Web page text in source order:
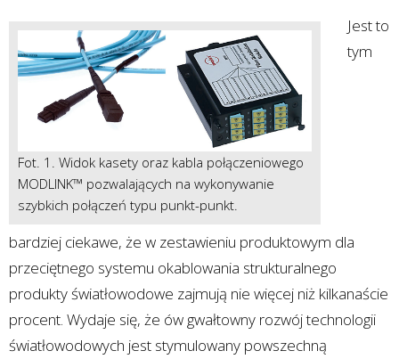
Fot. 1. Widok kasety oraz kabla połączeniowego
MODLINK™ pozwalających na wykonywanie
szybkich połączeń typu punkt-punkt.
Jest to
tym
bardziej ciekawe, że w zestawieniu produktowym dla
przeciętnego systemu okablowania strukturalnego
produkty światłowodowe zajmują nie więcej niż kilkanaście
procent. Wydaje się, że ów gwałtowny rozwój technologii
światłowodowych jest stymulowany powszechną